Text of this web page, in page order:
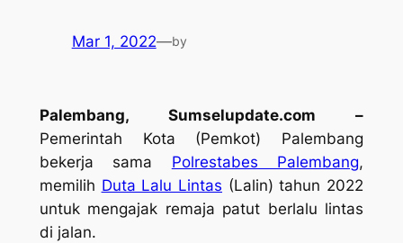
Mar 1, 2022—by
Palembang, Sumselupdate.com –
Pemerintah Kota (Pemkot) Palembang
bekerja sama Polrestabes Palembang,
memilih Duta Lalu Lintas (Lalin) tahun 2022
untuk mengajak remaja patut berlalu lintas
di jalan.